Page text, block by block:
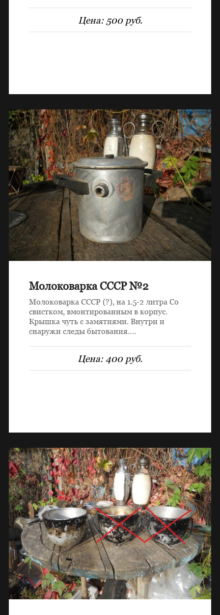
Цена: 500 руб.
Молоковарка СССР №2
Молоковарка СССР (?), на 1.5-2 литра Со
свистком, вмонтированным в корпус.
Крышка чуть с замятиями. Внутри и
снаружи следы бытования….
Цена:400 руб.